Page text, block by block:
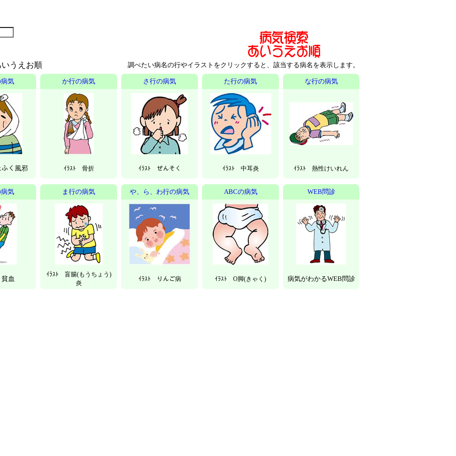
うえお順 調べたい病名の行やイラストをクリックすると、該当する病名を表示します。
気
く風邪
か行の病気
ｲﾗｽﾄ 骨折
さ行の病気
ｲﾗｽﾄ ぜんそく
た行の病気
ｲﾗｽﾄ 中耳炎
な行の病気
ｲﾗｽﾄ 熱性けいれん
気
血
ま行の病気
ｲﾗｽﾄ 盲腸(もうちょう)
炎
や、ら、わ行の病気
ｲﾗｽﾄ りんご病
ABCの病気
ｲﾗｽﾄ O脚(きゃく)
WEB問診
病気がわかるWEB問診